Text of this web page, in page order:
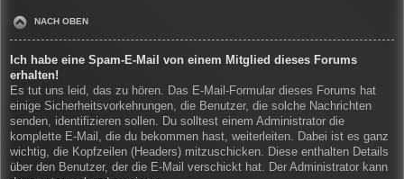
NACH OBEN
Ich habe eine Spam-E-Mail von einem Mitglied dieses Forums
erhalten!
Es tut uns leid, das zu hören. Das E-Mail-Formular dieses Forums hat
einige Sicherheitsvorkehrungen, die Benutzer, die solche Nachrichten
senden, identifizieren sollen. Du solltest einem Administrator die
komplette E-Mail, die du bekommen hast, weiterleiten. Dabei ist es ganz
wichtig, die Kopfzeilen (Headers) mitzuschicken. Diese enthalten Details
über den Benutzer, der die E-Mail verschickt hat. Der Administrator kann